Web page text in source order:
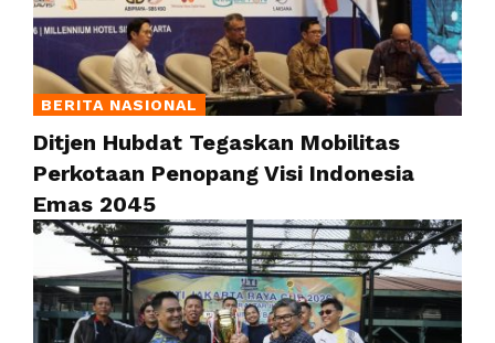
BERITA NASIONAL
Ditjen Hubdat Tegaskan Mobilitas
Perkotaan Penopang Visi Indonesia
Emas 2045